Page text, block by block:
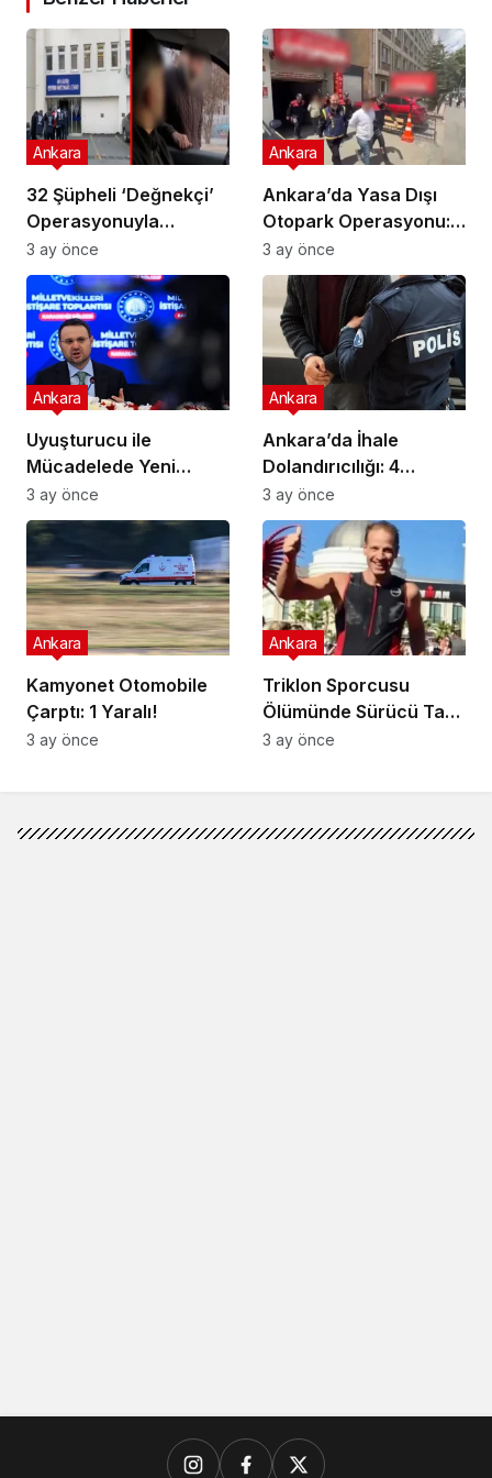
32 Şüpheli ‘Değnekçi’
Operasyonuyla
Yakalandı!
Ankara
3 ay önce
Ankara’da Yasa Dışı
Otopark Operasyonu:
32 Gözaltı
Ankara
3 ay önce
Uyuşturucu ile
Mücadelede Yeni
Adımlar Atılıyor!
Ankara
3 ay önce
Ankara’da İhale
Dolandırıcılığı: 4
Gözaltı!
Ankara
3 ay önce
Kamyonet Otomobile
Çarptı: 1 Yaralı!
Ankara
3 ay önce
Triklon Sporcusu
Ölümünde Sürücü Tam
Kusurlu!
Ankara
3 ay önce